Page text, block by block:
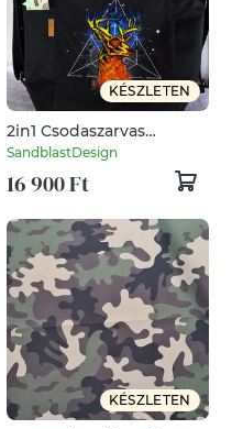
KÉSZLETEN
2in1 Csodaszarvas
hátizsák és válltáska -
Cordura extra modell!
SandblastDesign
16 900 Ft
KÉSZLETEN